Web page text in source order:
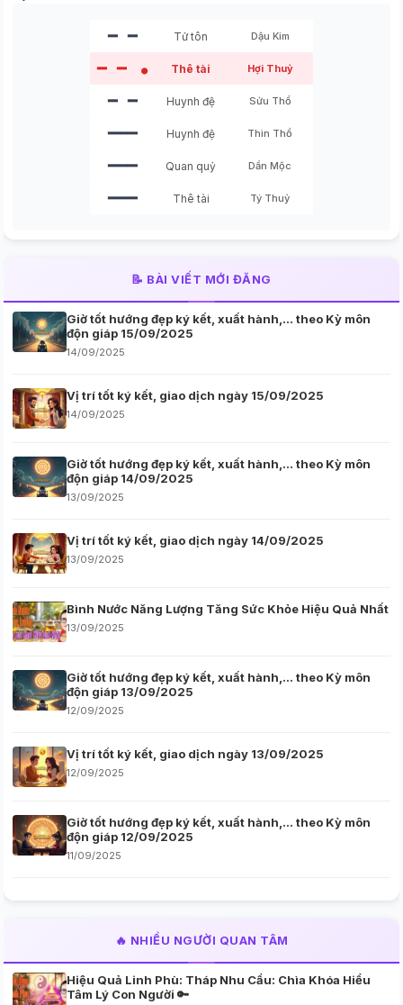
━ ━ Tử tôn Dậu Kim
━ ━ ● Thê tài Hợi Thuỷ
━ ━ Huynh đệ Sửu Thổ
━━━ Huynh đệ Thìn Thổ
━━━ Quan quỷ Dần Mộc
━━━ Thê tài Tý Thuỷ
📝 BÀI VIẾT MỚI ĐĂNG
Giờ tốt hướng đẹp ký kết, xuất hành,… theo Kỳ môn
độn giáp 15/09/2025
14/09/2025
Vị trí tốt ký kết, giao dịch ngày 15/09/2025
14/09/2025
Giờ tốt hướng đẹp ký kết, xuất hành,… theo Kỳ môn
độn giáp 14/09/2025
13/09/2025
Vị trí tốt ký kết, giao dịch ngày 14/09/2025
13/09/2025
Bình Nước Năng Lượng Tăng Sức Khỏe Hiệu Quả Nhất
13/09/2025
Giờ tốt hướng đẹp ký kết, xuất hành,… theo Kỳ môn
độn giáp 13/09/2025
12/09/2025
Vị trí tốt ký kết, giao dịch ngày 13/09/2025
12/09/2025
Giờ tốt hướng đẹp ký kết, xuất hành,… theo Kỳ môn
độn giáp 12/09/2025
11/09/2025
🔥 NHIỀU NGƯỜI QUAN TÂM
Hiệu Quả Linh Phù: Tháp Nhu Cầu: Chìa Khóa Hiểu
Tâm Lý Con Người 🔑